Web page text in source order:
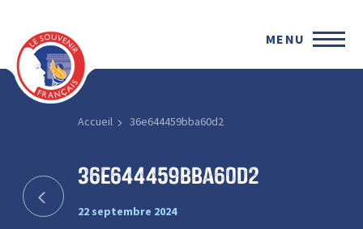
MENU
Accueil 36e644459bba60d2
36e644459bba60d2
22 septembre 2024